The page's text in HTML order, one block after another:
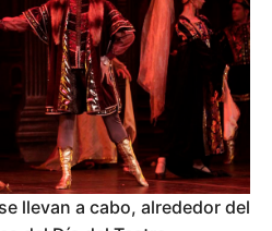
llevan a cabo, alrededor del